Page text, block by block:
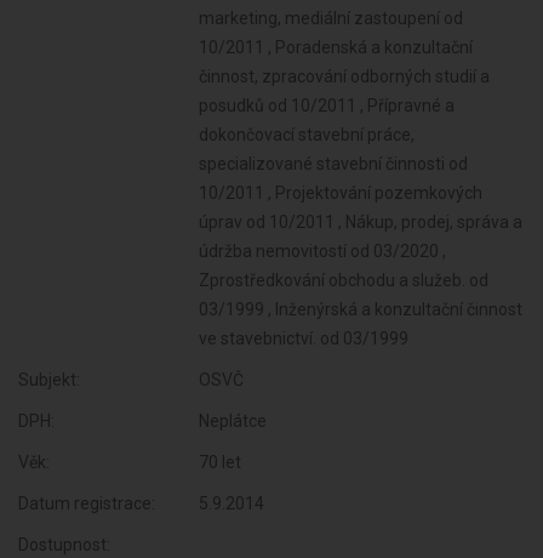
marketing, mediální zastoupení od
10/2011 , Poradenská a konzultační
činnost, zpracování odborných studií a
posudků od 10/2011 , Přípravné a
dokončovací stavební práce,
specializované stavební činnosti od
10/2011 , Projektování pozemkových
úprav od 10/2011 , Nákup, prodej, správa a
údržba nemovitostí od 03/2020 ,
Zprostředkování obchodu a služeb. od
03/1999 , Inženýrská a konzultační činnost
ve stavebnictví. od 03/1999
Subjekt: OSVČ
DPH: Neplátce
Věk: 70 let
Datum registrace: 5.9.2014
Dostupnost: